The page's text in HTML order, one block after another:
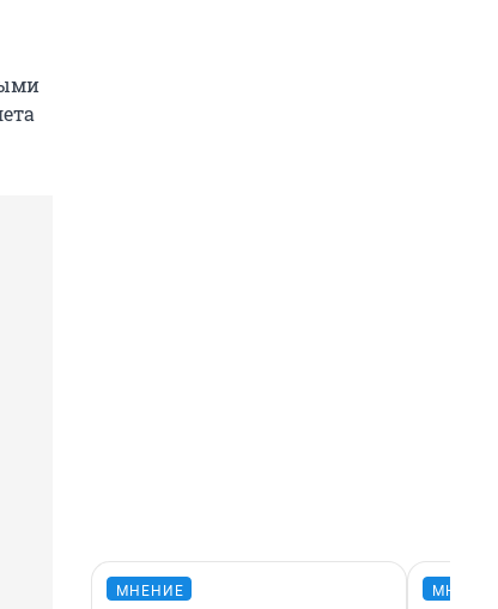
МНЕНИЕ